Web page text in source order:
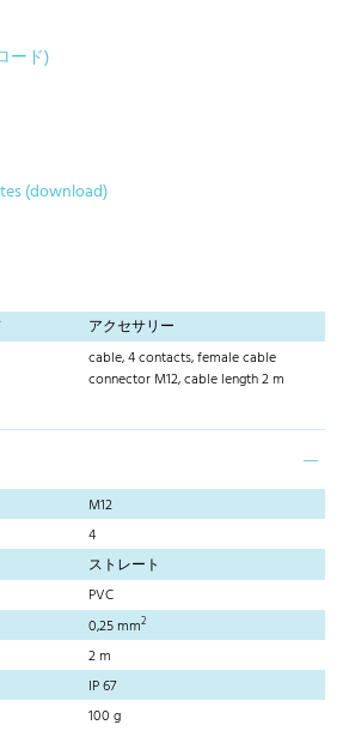
ード)
(download)
アクセサリー
cable, 4 contacts, female cable
connector M12, cable length 2 m
M12
4
ストレート
PVC
0,25 mm2
2 m
IP 67
100 g